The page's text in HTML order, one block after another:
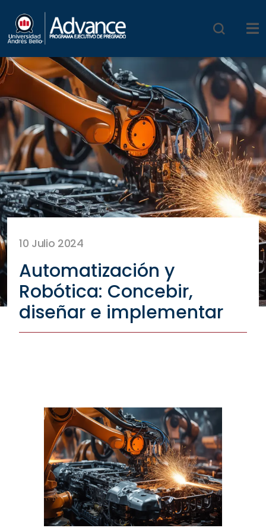
10 Julio 2024
Automatización y
Robótica: Concebir,
diseñar e implementar